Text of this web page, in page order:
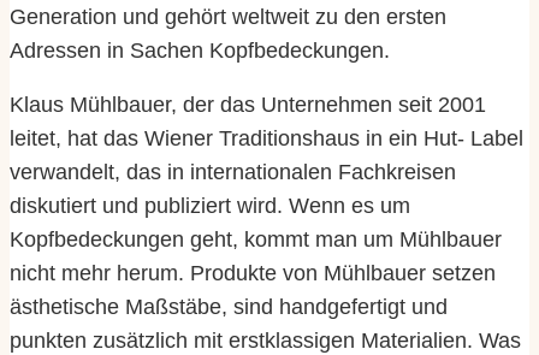
Generation und gehört weltweit zu den ersten
Adressen in Sachen Kopfbedeckungen.
Klaus Mühlbauer, der das Unternehmen seit 2001
leitet, hat das Wiener Traditionshaus in ein Hut- Label
verwandelt, das in internationalen Fachkreisen
diskutiert und publiziert wird. Wenn es um
Kopfbedeckungen geht, kommt man um Mühlbauer
nicht mehr herum. Produkte von Mühlbauer setzen
ästhetische Maßstäbe, sind handgefertigt und
punkten zusätzlich mit erstklassigen Materialien. Was